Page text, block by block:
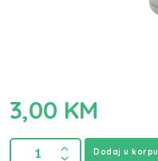
3,00 KM
Dodaj u korpu